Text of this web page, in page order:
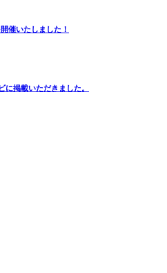
催いたしました！
に掲載いただきました。